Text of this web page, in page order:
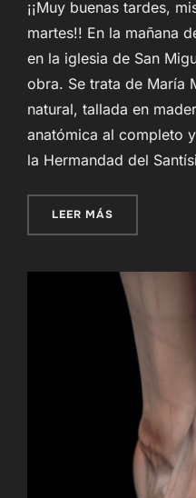
¡¡Muy buenas tardes,
martes!! En la mañana
en la iglesia de San
obra. Se trata de María
natural, tallada en
anatómica al completo
la Hermandad del
LEER MÁS